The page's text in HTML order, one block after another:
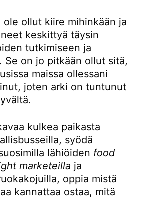
ole ollut kiire mihinkään ja
keskittyä täysin
tutkimiseen ja
Se on jo pitkään ollut sitä,
maissa ollessani
joten arki on tuntunut
kulkea paikasta
syödä
lähiöiden food
marketeilla ja
oppia mistä
kannattaa ostaa, mitä